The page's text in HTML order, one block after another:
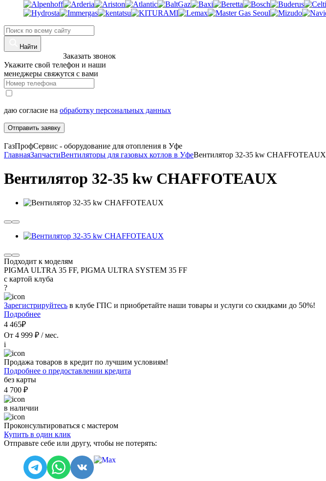
Найти
Заказать звонок
Укажите свой телефон и наши
менеджеры свяжутся с вами
даю согласие на обработку персональных данных
Отправить заявку
ГазПрофСервис - оборудование для отопления в Уфе
ГлавнаяЗапчастиВентиляторы для газовых котлов в УфеВентилятор 32-35 kw CHAFFOTEAUX
Вентилятор 32-35 kw CHAFFOTEAUX
Подходит к моделям
PIGMA ULTRA 35 FF, PIGMA ULTRA SYSTEM 35 FF
с картой клуба
?
Зарегистрируйтесь в клубе ГПС и приобретайте наши товары и услуги со скидками до 50%!
Подробнее
4 465₽
От 4 999 ₽ / мес.
i
Продажа товаров в кредит по лучшим условиям!
Подробнее о предоставлении кредита
без карты
4 700 ₽
в наличии
Проконсультироваться с мастером
Купить в один клик
Отправьте себе или другу, чтобы не потерять: